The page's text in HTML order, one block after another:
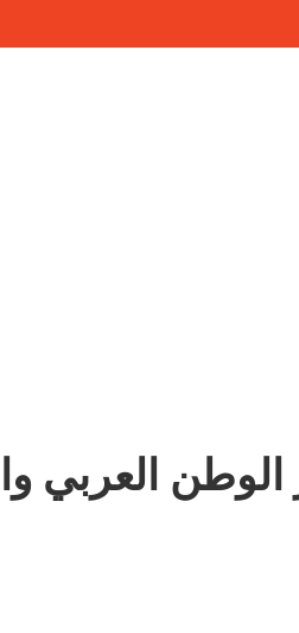
العربي